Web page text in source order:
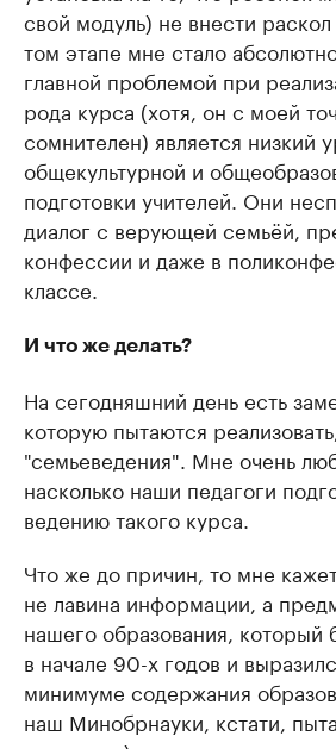
свой модуль) не внести
том этапе мне стало
главной проблемой при
рода курса (хотя, он с моей
сомнителен) является низкий
общекультурной и
подготовки учителей. Они
диалог с верующей семьёй,
конфессии и даже в
классе.
И что же делать?
На сегодняшний день есть
которую пытаются
"семьеведения". Мне очень
насколько наши педагоги
ведению такого курса.
Что же до причин, то мне
не лавина информации, а
нашего образования,
в начале 90-х годов и
минимуме содержания
наш Минобрнауки, кстати,